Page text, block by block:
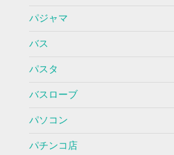
パジャマ
バス
パスタ
バスローブ
パソコン
パチンコ店